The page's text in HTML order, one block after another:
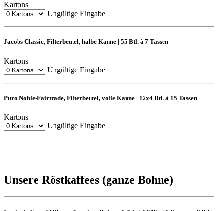
Kartons
Ungültige Eingabe
Jacobs Classic, Filterbeutel, halbe Kanne | 55 Btl. à 7 Tassen
Kartons
Ungültige Eingabe
Puro Noble-Fairtrade, Filterbeutel, volle Kanne | 12x4 Btl. à 15 Tassen
Kartons
Ungültige Eingabe
Unsere Röstkaffees (ganze Bohne)